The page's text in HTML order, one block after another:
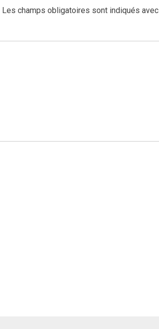
Les champs obligatoires sont indiqués avec